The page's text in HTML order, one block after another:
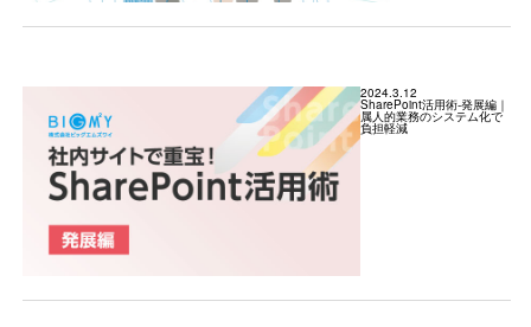
2024.3.12
SharePoint活用術-発展編｜
属人的業務のシステム化で
負担軽減